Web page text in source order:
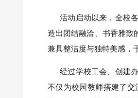
活动启动以来，全校各
造出团结融洽、书香雅致
兼具整洁度与独特美感，
经过学校工会、创建办
不仅为校园教师搭建了